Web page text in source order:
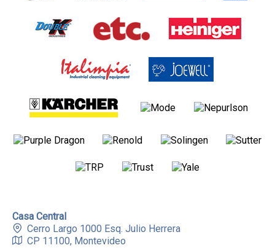
Casa Central
Cerro Largo 1000 Esq. Julio Herrera
CP 11100, Montevideo